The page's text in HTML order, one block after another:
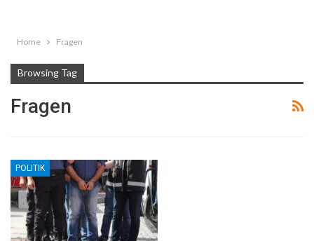
Home Fragen
Browsing Tag
Fragen
POLITIK